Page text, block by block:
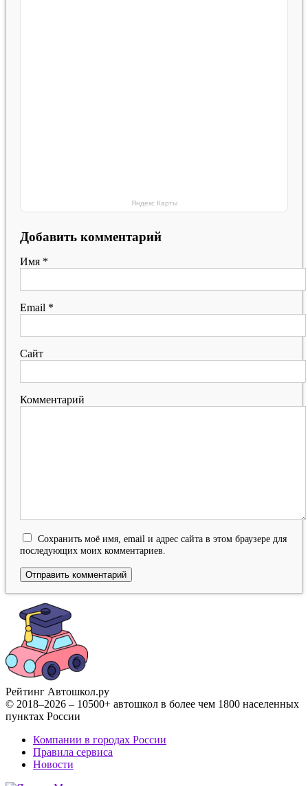
Яндекс Карты
Добавить комментарий
Имя *
Email *
Сайт
Комментарий
Сохранить моё имя, email и адрес сайта в этом браузере для
последующих моих комментариев.
Рейтинг Автошкол.ру
© 2018–2026 – 10500+ автошкол в более чем 1800 населенных
пунктах России
Компании в городах России
Правила сервиса
Новости